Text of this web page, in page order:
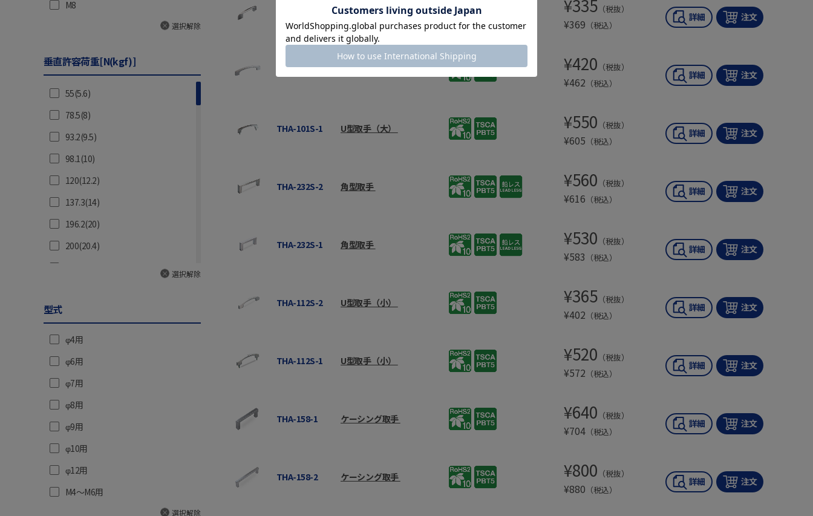
アーチ取手 ¥335 （税抜）
¥369 （税込）
THA-101S-2 U型取手（大） ¥420 （税抜）
¥462 （税込）
THA-101S-1 U型取手（大） ¥550 （税抜）
¥605 （税込）
THA-232S-2 角型取手 ¥560 （税抜）
¥616 （税込）
THA-232S-1 角型取手 ¥530 （税抜）
¥583 （税込）
THA-112S-2 U型取手（小） ¥365 （税抜）
¥402 （税込）
THA-112S-1 U型取手（小） ¥520 （税抜）
¥572 （税込）
THA-158-1 ケーシング取手 ¥640 （税抜）
¥704 （税込）
THA-158-2 ケーシング取手 ¥800 （税抜）
¥880 （税込）
164
170
180
188
190
192
196
200
216
230
238
300
326
350
400
450
500
520
47
70
75
80
84
100
M8
選択解除
垂直許容荷重[N(kgf)]
55(5.6)
78.5(8)
93.2(9.5)
98.1(10)
120(12.2)
137.3(14)
196.2(20)
200(20.4)
選択解除
型式
φ4用
φ6用
φ7用
φ8用
φ9用
φ10用
φ12用
M4～M6用
選択解除